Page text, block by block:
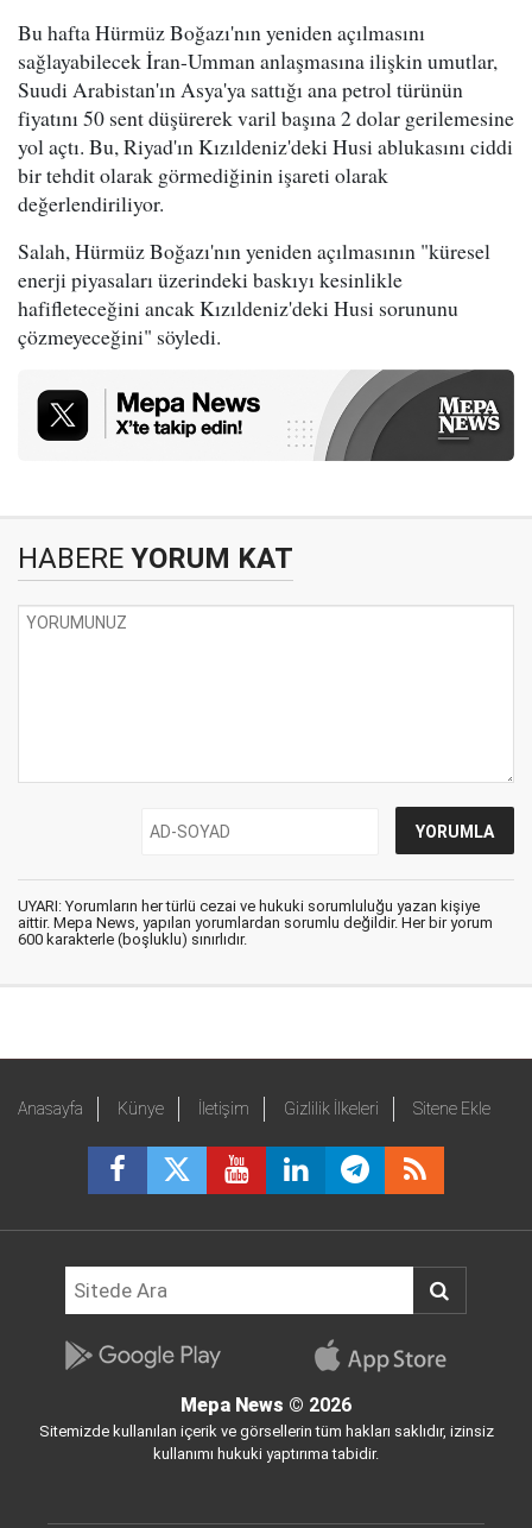
Bu hafta Hürmüz Boğazı'nın yeniden açılmasını
sağlayabilecek İran-Umman anlaşmasına ilişkin umutlar,
Suudi Arabistan'ın Asya'ya sattığı ana petrol türünün
fiyatını 50 sent düşürerek varil başına 2 dolar gerilemesine
yol açtı. Bu, Riyad'ın Kızıldeniz'deki Husi ablukasını ciddi
bir tehdit olarak görmediğinin işareti olarak
değerlendiriliyor.
Salah, Hürmüz Boğazı'nın yeniden açılmasının "küresel
enerji piyasaları üzerindeki baskıyı kesinlikle
hafifleteceğini ancak Kızıldeniz'deki Husi sorununu
çözmeyeceğini" söyledi.
HABERE YORUM KAT
UYARI: Yorumların her türlü cezai ve hukuki sorumluluğu yazan kişiye
aittir. Mepa News, yapılan yorumlardan sorumlu değildir. Her bir yorum
600 karakterle (boşluklu) sınırlıdır.
Anasayfa Künye İletişim Gizlilik İlkeleri Sitene Ekle
Mepa News © 2026
Sitemizde kullanılan içerik ve görsellerin tüm hakları saklıdır, izinsiz
kullanımı hukuki yaptırıma tabidir.